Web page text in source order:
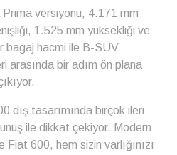
versiyonu, 4.171 mm
1.525 mm yüksekliği ve
bagaj hacmi ile B-SUV
arasında bir adım ön plana
dış tasarımında birçok ileri
ile dikkat çekiyor. Modern
600, hem sizin varlığınızı